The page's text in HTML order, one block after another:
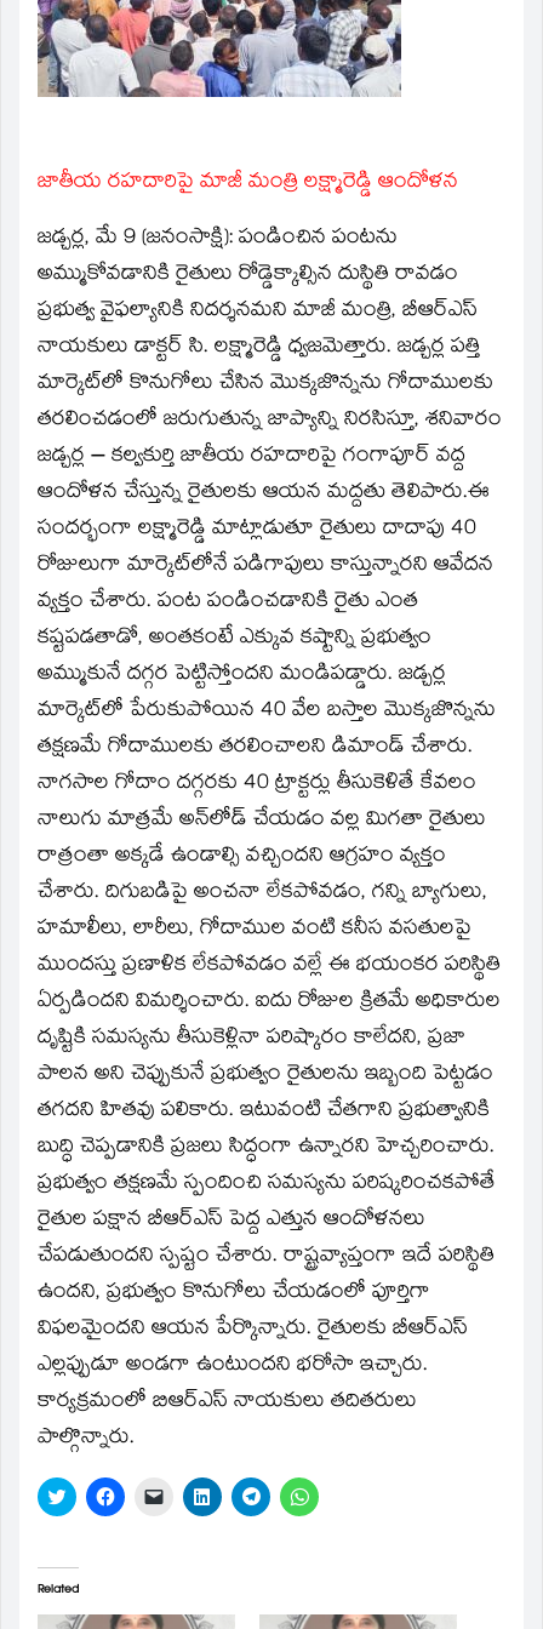
జాతీయ రహదారిపై మాజీ మంత్రి లక్ష్మారెడ్డి ఆందోళన
జడ్చర్ల, మే 9 (జనంసాక్షి):పండించిన పంటను
అమ్ముకోవడానికి రైతులు రోడ్డెక్కాల్సిన దుస్థితి రావడం
ప్రభుత్వ వైఫల్యానికి నిదర్శనమని మాజీ మంత్రి, బీఆర్ఎస్
నాయకులు డాక్టర్ సి. లక్ష్మారెడ్డి ధ్వజమెత్తారు. జడ్చర్ల పత్తి
మార్కెట్‌లో కొనుగోలు చేసిన మొక్కజొన్నను గోదాములకు
తరలించడంలో జరుగుతున్న జాప్యాన్ని నిరసిస్తూ, శనివారం
జడ్చర్ల – కల్వకుర్తి జాతీయ రహదారిపై గంగాపూర్ వద్ద
ఆందోళన చేస్తున్న రైతులకు ఆయన మద్దతు తెలిపారు.ఈ
సందర్భంగా లక్ష్మారెడ్డి మాట్లాడుతూ రైతులు దాదాపు 40
రోజులుగా మార్కెట్‌లోనే పడిగాపులు కాస్తున్నారని ఆవేదన
వ్యక్తం చేశారు. పంట పండించడానికి రైతు ఎంత
కష్టపడతాడో, అంతకంటే ఎక్కువ కష్టాన్ని ప్రభుత్వం
అమ్ముకునే దగ్గర పెట్టిస్తోందని మండిపడ్డారు. జడ్చర్ల
మార్కెట్‌లో పేరుకుపోయిన 40 వేల బస్తాల మొక్కజొన్నను
తక్షణమే గోదాములకు తరలించాలని డిమాండ్ చేశారు.
నాగసాల గోదాం దగ్గరకు 40 ట్రాక్టర్లు తీసుకెళితే కేవలం
నాలుగు మాత్రమే అన్‌లోడ్ చేయడం వల్ల మిగతా రైతులు
రాత్రంతా అక్కడే ఉండాల్సి వచ్చిందని ఆగ్రహం వ్యక్తం
చేశారు. దిగుబడిపై అంచనా లేకపోవడం, గన్ని బ్యాగులు,
హమాలీలు, లారీలు, గోదాముల వంటి కనీస వసతులపై
ముందస్తు ప్రణాళిక లేకపోవడం వల్లే ఈ భయంకర పరిస్థితి
ఏర్పడిందని విమర్శించారు. ఐదు రోజుల క్రితమే అధికారుల
దృష్టికి సమస్యను తీసుకెళ్లినా పరిష్కారం కాలేదని, ప్రజా
పాలన అని చెప్పుకునే ప్రభుత్వం రైతులను ఇబ్బంది పెట్టడం
తగదని హితవు పలికారు. ఇటువంటి చేతగాని ప్రభుత్వానికి
బుద్ధి చెప్పడానికి ప్రజలు సిద్ధంగా ఉన్నారని హెచ్చరించారు.
ప్రభుత్వం తక్షణమే స్పందించి సమస్యను పరిష్కరించకపోతే
రైతుల పక్షాన బీఆర్ఎస్ పెద్ద ఎత్తున ఆందోళనలు
చేపడుతుందని స్పష్టం చేశారు. రాష్ట్రవ్యాప్తంగా ఇదే పరిస్థితి
ఉందని, ప్రభుత్వం కొనుగోలు చేయడంలో పూర్తిగా
విఫలమైందని ఆయన పేర్కొన్నారు. రైతులకు బీఆర్ఎస్
ఎల్లప్పుడూ అండగా ఉంటుందని భరోసా ఇచ్చారు.
కార్యక్రమంలో బిఆర్ఎస్ నాయకులు తదితరులు
పాల్గొన్నారు.
Click
to
(Opens
in
window)
Click
to
window)
Click
(Opens
Click
to
window)
Click
to
window)
Click
to
window)
Related